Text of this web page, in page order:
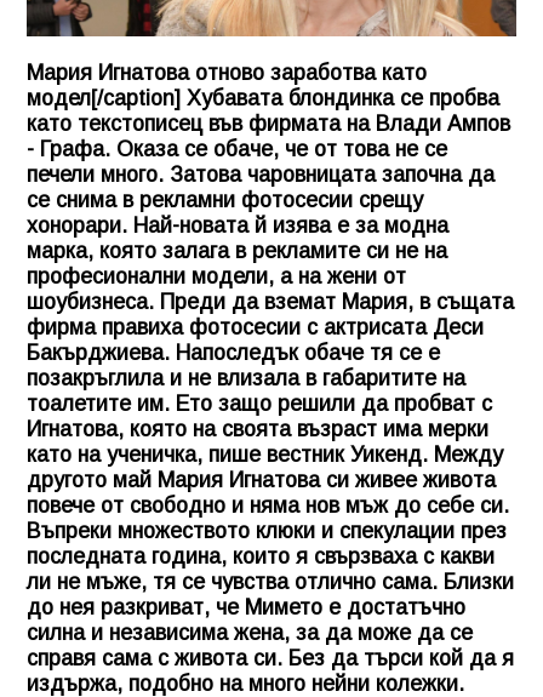
Мария Игнатова отново заработва като
модел[/caption] Хубавата блондинка се пробва
като текстописец във фирмата на Влади Ампов
- Графа. Оказа се обаче, че от това не се
печели много. Затова чаровницата започна да
се снима в рекламни фотосесии срещу
хонорари. Най-новата й изява е за модна
марка, която залага в рекламите си не на
професионални модели, а на жени от
шоубизнеса. Преди да вземат Мария, в същата
фирма правиха фотосесии с актрисата Деси
Бакърджиева. Напоследък обаче тя се е
позакръглила и не влизала в габаритите на
тоалетите им. Ето защо решили да пробват с
Игнатова, която на своята възраст има мерки
като на ученичка, пише вестник Уикенд. Между
другото май Мария Игнатова си живее живота
повече от свободно и няма нов мъж до себе си.
Въпреки множеството клюки и спекулации през
последната година, които я свързваха с какви
ли не мъже, тя се чувства отлично сама. Близки
до нея разкриват, че Мимето е достатъчно
силна и независима жена, за да може да се
справя сама с живота си. Без да търси кой да я
издържа, подобно на много нейни колежки.